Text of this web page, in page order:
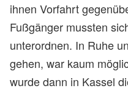
ihnen Vorfahrt
Fußgänger mussten
unterordnen. In Ruhe
gehen, war kaum
wurde dann in Kassel